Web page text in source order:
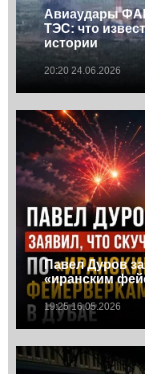
Авиаудары
ТЭС: что
истории
20:20 24.06.2026
Павел Дуров
«иранским
19:25 16.05.2026